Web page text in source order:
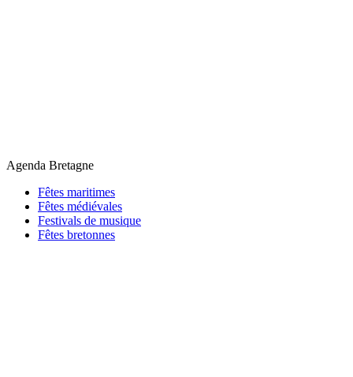
Agenda Bretagne
Fêtes maritimes
Fêtes médiévales
Festivals de musique
Fêtes bretonnes